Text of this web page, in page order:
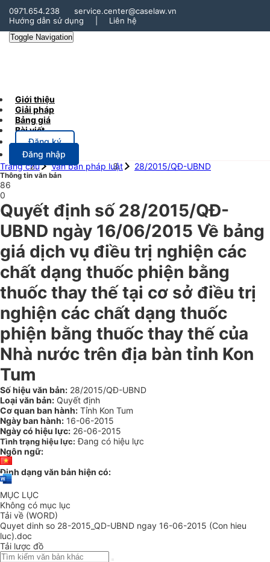
0971.654.238
service.center@caselaw.vn
Hướng dẫn sử dụng
Liên hệ
Toggle Navigation
Giới thiệu
Giải pháp
Bảng giá
Bài viết
Đăng ký
Đăng nhập
Trang chủ
Văn bản pháp luật 28/2015/QĐ-UBND
Thông tin văn bản
86
0
Quyết định số 28/2015/QĐ-
UBND ngày 16/06/2015 Về bảng
giá dịch vụ điều trị nghiện các
chất dạng thuốc phiện bằng
thuốc thay thế tại cơ sở điều trị
nghiện các chất dạng thuốc
phiện bằng thuốc thay thế của
Nhà nước trên địa bàn tỉnh Kon
Tum
Số hiệu văn bản: 28/2015/QĐ-UBND
Loại văn bản: Quyết định
Cơ quan ban hành: Tỉnh Kon Tum
Ngày ban hành: 16-06-2015
Ngày có hiệu lực: 26-06-2015
Tình trạng hiệu lực: Đang có hiệu lực
Ngôn ngữ:
Định dạng văn bản hiện có:
MỤC LỤC
Không có mục lục
Tải về (WORD)
Quyet dinh so 28-2015_QD-UBND ngay 16-06-2015 (Con hieu
luc).doc
Tải lược đồ